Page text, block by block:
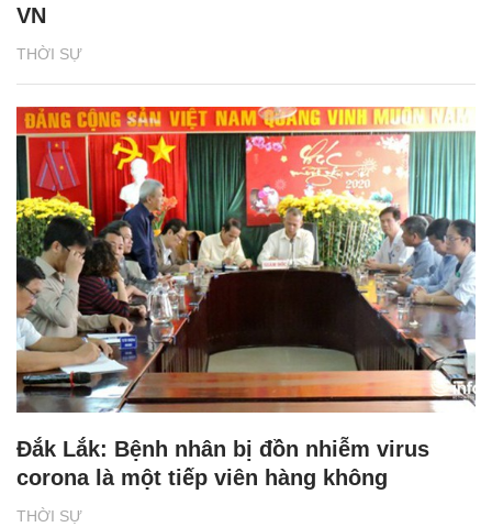
THỜI SỰ
VN
THỜI SỰ
Đắk Lắk: Bệnh nhân bị đồn nhiễm virus
corona là một tiếp viên hàng không